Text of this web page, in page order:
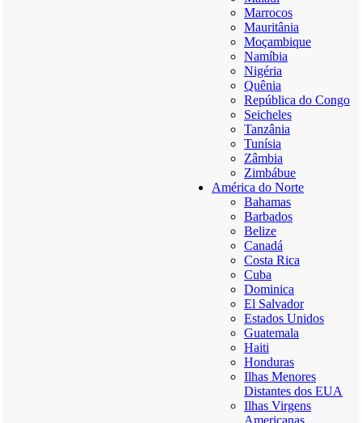
Marrocos
Mauritânia
Moçambique
Namíbia
Nigéria
Quênia
República do Congo
Seicheles
Tanzânia
Tunísia
Zâmbia
Zimbábue
América do Norte
Bahamas
Barbados
Belize
Canadá
Costa Rica
Cuba
Dominica
El Salvador
Estados Unidos
Guatemala
Haiti
Honduras
Ilhas Menores
Distantes dos EUA
Ilhas Virgens
Americanas